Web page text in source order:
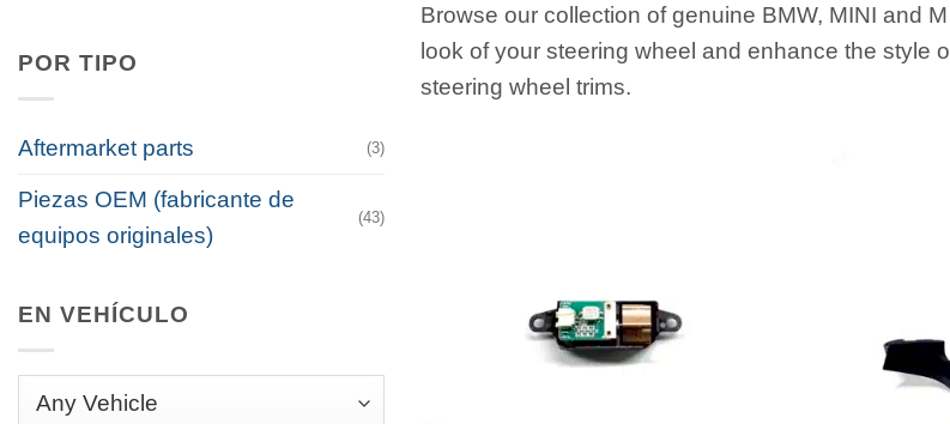
POR TIPO
Aftermarket parts (3)
Piezas OEM (fabricante de
equipos originales)
(43)
EN VEHÍCULO
Browse our collection of genuine BMW, MINI and
look of your steering wheel and enhance the style
steering wheel trims.